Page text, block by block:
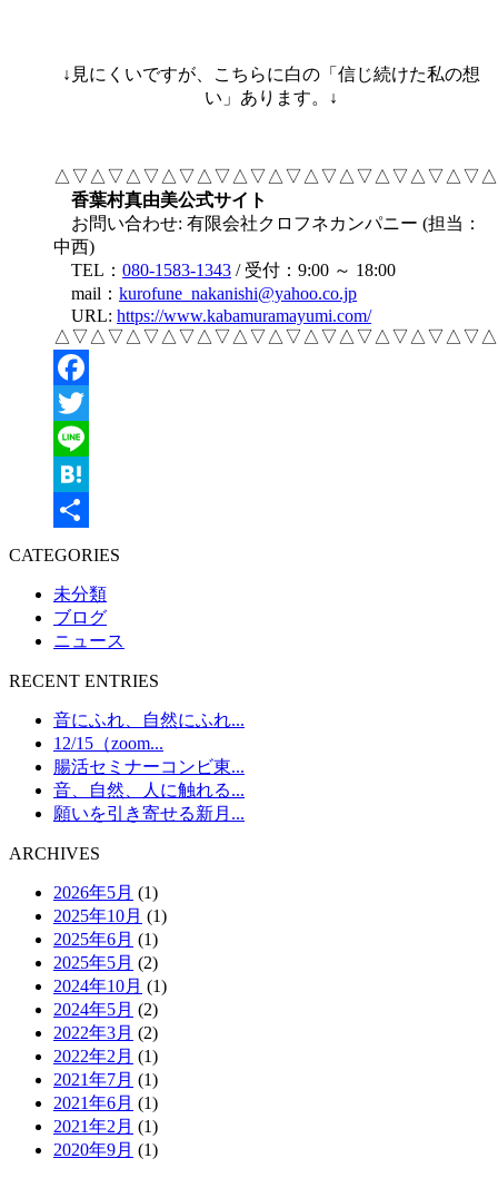
↓見にくいですが、こちらに白の「信じ続けた私の想
い」あります。↓
香葉村真由美公式サイト
お問い合わせ: 有限会社クロフネカンパニー (担当：
中西)
TEL： 080-1583-1343 / 受付：9:00 ～ 18:00
mail： kurofune_nakanishi@yahoo.co.jp
URL: https://www.kabamuramayumi.com/
Facebook
Twitter
Line
Hatena
共
有
CATEGORIES
未分類
ブログ
ニュース
RECENT ENTRIES
音にふれ、自然にふれ...
12/15（zoom...
腸活セミナーコンビ東...
音、自然、人に触れる...
願いを引き寄せる新月...
ARCHIVES
2026年5月 (1)
2025年10月 (1)
2025年6月 (1)
2025年5月 (2)
2024年10月 (1)
2024年5月 (2)
2022年3月 (2)
2022年2月 (1)
2021年7月 (1)
2021年6月 (1)
2021年2月 (1)
2020年9月 (1)